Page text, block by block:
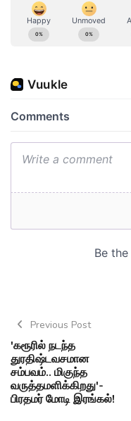
Previous Post
'கரூரில் நடந்த
துரதிஷ்டவசமான
சம்பவம்.. மிகுந்த
வருத்தமளிக்கிறது'-
பிரதமர் மோடி இரங்கல்!